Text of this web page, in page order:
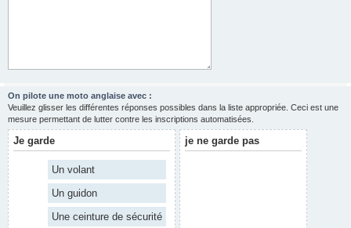
On pilote une moto anglaise avec :
Veuillez glisser les différentes réponses possibles dans la liste appropriée. Ceci est une
mesure permettant de lutter contre les inscriptions automatisées.
Je garde
Un volant
Un guidon
Une ceinture de sécurité
je ne garde pas